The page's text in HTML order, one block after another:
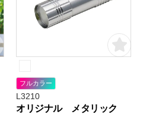
フルカラー
L3210
オリジナル メタリック